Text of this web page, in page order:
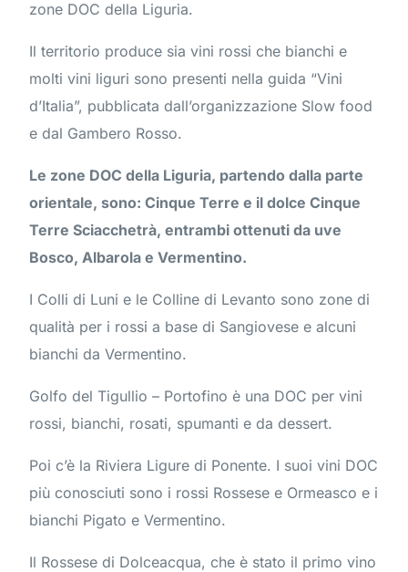
zone DOC della Liguria.
Il territorio produce sia vini rossi che bianchi e
molti vini liguri sono presenti nella guida “Vini
d’Italia”, pubblicata dall’organizzazione Slow food
e dal Gambero Rosso.
Le zone DOC della Liguria, partendo dalla parte
orientale, sono: Cinque Terre e il dolce Cinque
Terre Sciacchetrà, entrambi ottenuti da uve
Bosco, Albarola e Vermentino.
I Colli di Luni e le Colline di Levanto sono zone di
qualità per i rossi a base di Sangiovese e alcuni
bianchi da Vermentino.
Golfo del Tigullio – Portofino è una DOC per vini
rossi, bianchi, rosati, spumanti e da dessert.
Poi c’è la Riviera Ligure di Ponente. I suoi vini DOC
più conosciuti sono i rossi Rossese e Ormeasco e i
bianchi Pigato e Vermentino.
Il Rossese di Dolceacqua, che è stato il primo vino